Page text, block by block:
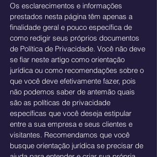
Os esclarecimentos e informações
prestados nesta página têm apenas a
finalidade geral e pouco específica de
como redigir seus próprios documentos
de Política de Privacidade. Você não deve
se fiar neste artigo como orientação
jurídica ou como recomendações sobre o
que você deve efetivamente fazer, pois
não podemos saber de antemão quais
são as políticas de privacidade
específicas que você deseja estipular
entre a sua empresa e seus clientes e
visitantes. Recomendamos que você
busque orientação jurídica se precisar de